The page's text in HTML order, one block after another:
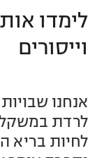
לימדו
וייסורים
אנחנו
לרדת במשקל
לחיות